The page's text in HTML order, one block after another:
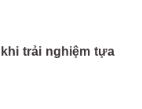
trải nghiệm tựa